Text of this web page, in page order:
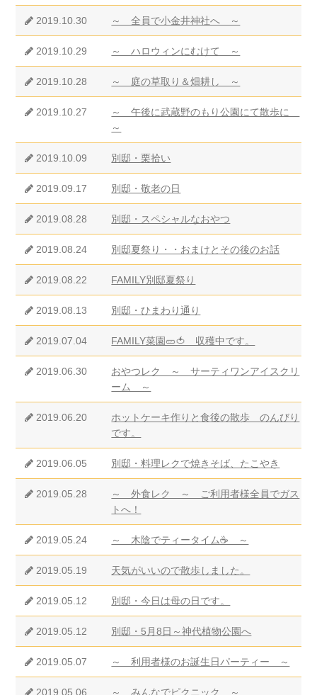
2019.10.30 ～ 全員で小金井神社へ ～
2019.10.29 ～ ハロウィンにむけて ～
2019.10.28 ～ 庭の草取り＆畑耕し ～
2019.10.27
～ 午後に武蔵野のもり公園にて散歩に
～
2019.10.09 別邸・栗拾い
2019.09.17 別邸・敬老の日
2019.08.28 別邸・スペシャルなおやつ
2019.08.24 別邸夏祭り・・おまけとその後のお話
2019.08.22 FAMILY別邸夏祭り
2019.08.13 別邸・ひまわり通り
2019.07.04 FAMILY菜園🥒🍅 収穫中です。
2019.06.30
おやつレク ～ サーティワンアイスクリ
ーム ～
2019.06.20
ホットケーキ作りと食後の散歩 のんびり
です。
2019.06.05 別邸・料理レクで焼きそば、たこやき
2019.05.28
～ 外食レク ～ ご利用者様全員でガス
トへ！
2019.05.24 ～ 木陰でティータイム☕ ～
2019.05.19 天気がいいので散歩しました。
2019.05.12 別邸・今日は母の日です。
2019.05.12 別邸・5月8日～神代植物公園へ
2019.05.07 ～ 利用者様のお誕生日パーティー ～
2019.05.06 ～ みんなでピクニック ～